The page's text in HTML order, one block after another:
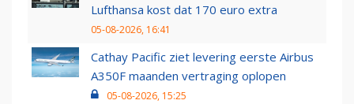
Lufthansa kost dat 170 euro extra
05-08-2026, 16:41
Cathay Pacific ziet levering eerste Airbus
A350F maanden vertraging oplopen
05-08-2026, 15:25